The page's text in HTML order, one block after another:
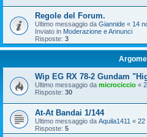
Regole del Forum.
Ultimo messaggio da Giannide « 14
Inviato in Moderazione e Annunci
Risposte: 3
Wip EG RX 78-2 Gundam
Ultimo messaggio da microciccio «
Risposte: 30
At-At Bandai 1/144
Ultimo messaggio da Aquila1411 « 22
Risposte: 5